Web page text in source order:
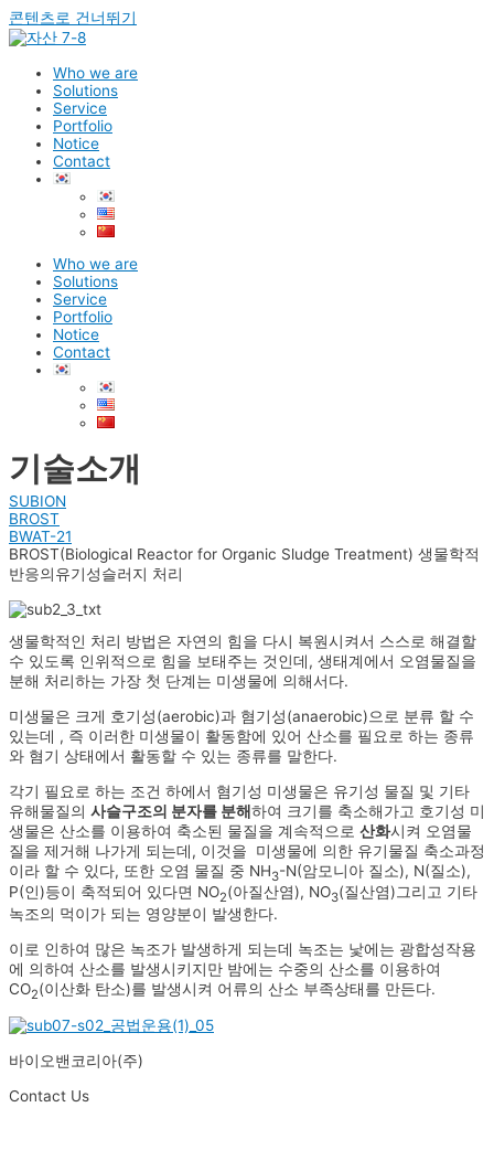
콘텐츠로 건너뛰기
Who we are
Solutions
Service
Portfolio
Notice
Contact
Who we are
Solutions
Service
Portfolio
Notice
Contact
기술소개
SUBION
BROST
BWAT-21
BROST(Biological Reactor for Organic Sludge Treatment) 생물학적
반응의유기성슬러지 처리
생물학적인 처리 방법은 자연의 힘을 다시 복원시켜서 스스로 해결할
수 있도록 인위적으로 힘을 보태주는 것인데, 생태계에서 오염물질을
분해 처리하는 가장 첫 단계는 미생물에 의해서다.
미생물은 크게 호기성(aerobic)과 혐기성(anaerobic)으로 분류 할 수
있는데 , 즉 이러한 미생물이 활동함에 있어 산소를 필요로 하는 종류
와 혐기 상태에서 활동할 수 있는 종류를 말한다.
각기 필요로 하는 조건 하에서 혐기성 미생물은 유기성 물질 및 기타
유해물질의 사슬구조의 분자를 분해하여 크기를 축소해가고 호기성 미
생물은 산소를 이용하여 축소된 물질을 계속적으로 산화시켜 오염물
질을 제거해 나가게 되는데, 이것을 미생물에 의한 유기물질 축소과정
이라 할 수 있다, 또한 오염 물질 중 NH3-N(암모니아 질소), N(질소),
P(인)등이 축적되어 있다면 NO2(아질산염), NO3(질산염)그리고 기타
녹조의 먹이가 되는 영양분이 발생한다.
이로 인하여 많은 녹조가 발생하게 되는데 녹조는 낯에는 광합성작용
에 의하여 산소를 발생시키지만 밤에는 수중의 산소를 이용하여
CO2(이산화 탄소)를 발생시켜 어류의 산소 부족상태를 만든다.
바이오밴코리아(주)
Contact Us